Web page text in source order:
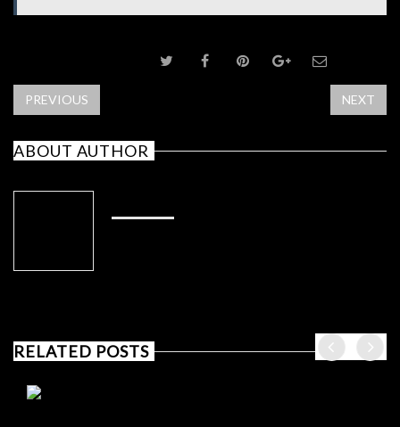
PREVIOUS NEXT
ABOUT AUTHOR
RELATED POSTS